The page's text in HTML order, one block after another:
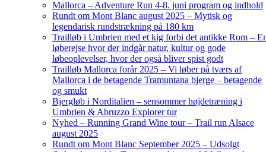
Mallorca – Adventure Run 4-8. juni program og indhold
Rundt om Mont Blanc august 2025 – Mytisk og
legendarisk rundstrækning på 180 km
Trailløb i Umbrien med et kig forbi det antikke Rom –
løberejse hvor der indgår natur, kultur og gode
løbeoplevelser, hvor der også bliver spist godt
Trailløb Mallorca forår 2025 – Vi løber på tværs af
Mallorca i de betagende Tramuntana bjerge – betagende
og smukt
Bjergløb i Norditalien – sensommer højdetræning i
Umbrien & Abruzzo Explorer tur
Nyhed – Running Grand Wine tour – Trail run Alsace
august 2025
Rundt om Mont Blanc September 2025 – Udsolgt